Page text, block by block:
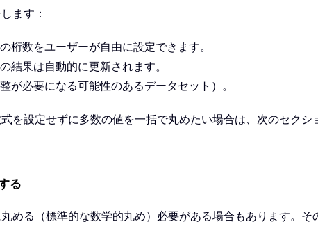
ます：
桁数をユーザーが自由に設定できます。
結果は自動的に更新されます。
が必要になる可能性のあるデータセット）。
を設定せずに多数の値を一括で丸めたい場合は、次のセク
る
める（標準的な数学的丸め）必要がある場合もあります。